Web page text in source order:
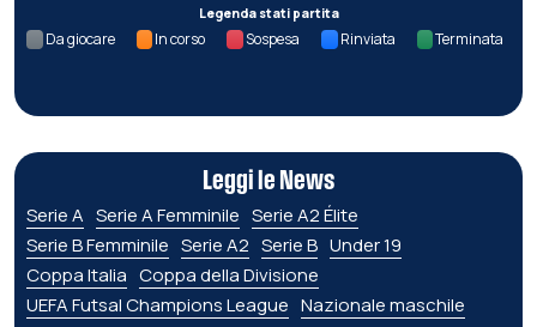
Legenda stati partita
Da giocare In corso Sospesa Rinviata Terminata
Leggi le News
Serie A Serie A Femminile Serie A2 Élite
Serie B Femminile Serie A2 Serie B Under 19
Coppa Italia Coppa della Divisione
UEFA Futsal Champions League Nazionale maschile